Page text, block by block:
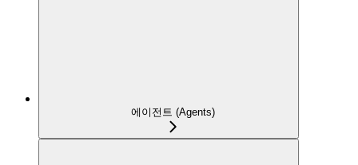
에이전트 (Agents)